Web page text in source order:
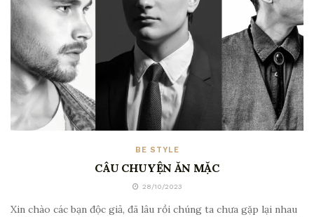
BE STYLE
CÂU CHUYỆN ĂN MẶC
28/10/2023
Xin chào các bạn độc giả, đã lâu rồi chúng ta chưa gặp lại nhau